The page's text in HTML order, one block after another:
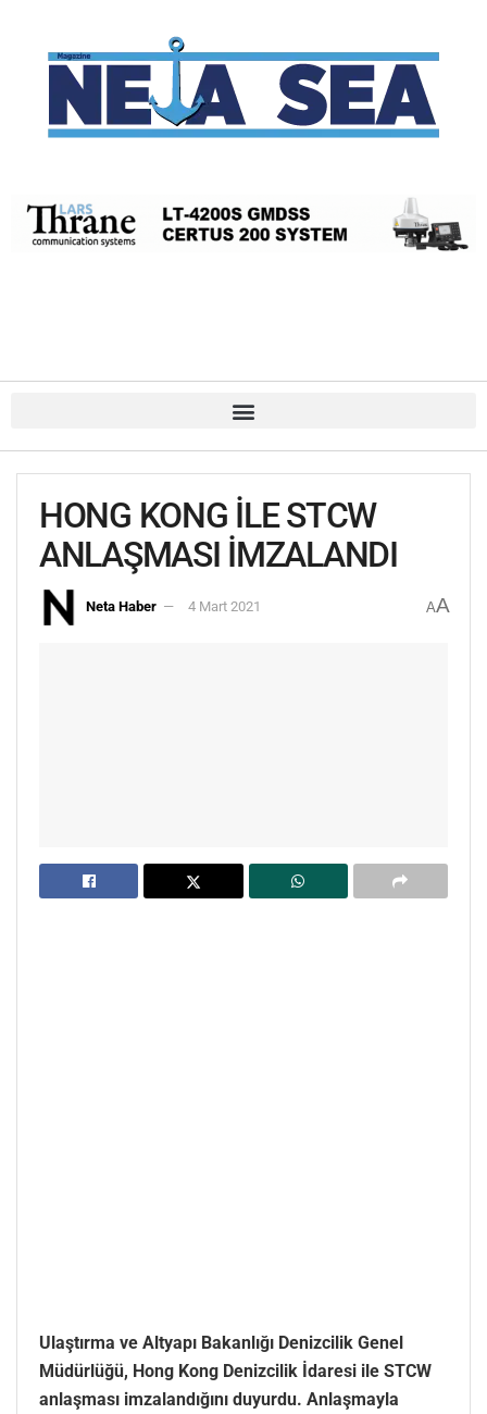
HONG KONG İLE STCW
ANLAŞMASI İMZALANDI
Neta Haber 4 Mart 2021 AA
Ulaştırma ve Altyapı Bakanlığı Denizcilik Genel
Müdürlüğü, Hong Kong Denizcilik İdaresi ile STCW
anlaşması imzalandığını duyurdu. Anlaşmayla